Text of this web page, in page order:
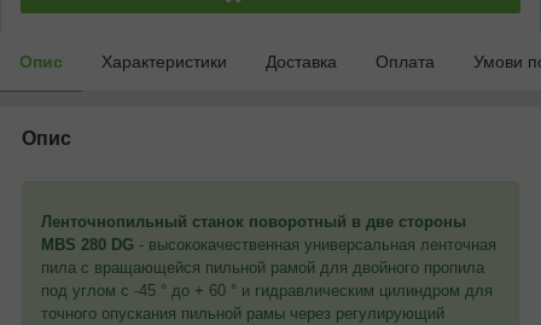
Опис Характеристики Доставка Оплата Умови
Опис
Ленточнопильный станок поворотный в две стороны
MBS 280 DG - высококачественная универсальная ленточная
пила с вращающейся пильной рамой для двойного пропила
под углом с -45 ° до + 60 ° и гидравлическим цилиндром для
точного опускания пильной рамы через регулирующий